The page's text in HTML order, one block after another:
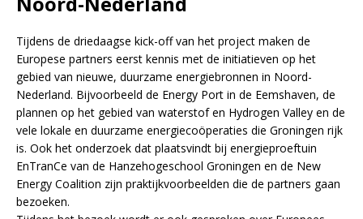
Tijdens de driedaagse kick-off van het project maken de
Europese partners eerst kennis met de initiatieven op het
gebied van nieuwe, duurzame energiebronnen in Noord-
Nederland. Bijvoorbeeld de Energy Port in de Eemshaven, de
plannen op het gebied van waterstof en Hydrogen Valley en de
vele lokale en duurzame energiecoöperaties die Groningen rijk
is. Ook het onderzoek dat plaatsvindt bij energieproeftuin
EnTranCe van de Hanzehogeschool Groningen en de New
Energy Coalition zijn praktijkvoorbeelden die de partners gaan
bezoeken.